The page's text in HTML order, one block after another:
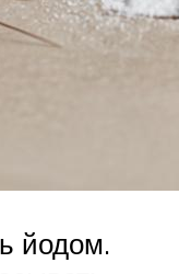
йодом.